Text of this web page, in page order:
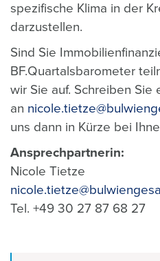
spezifische Klima in der
darzustellen.
Sind Sie
BF.Quartalsbarometer
wir Sie auf. Schreiben Sie
an
uns dann in Kürze bei
Ansprechpartnerin:
Nicole Tietze
Tel. +49 30 27 87 68 27